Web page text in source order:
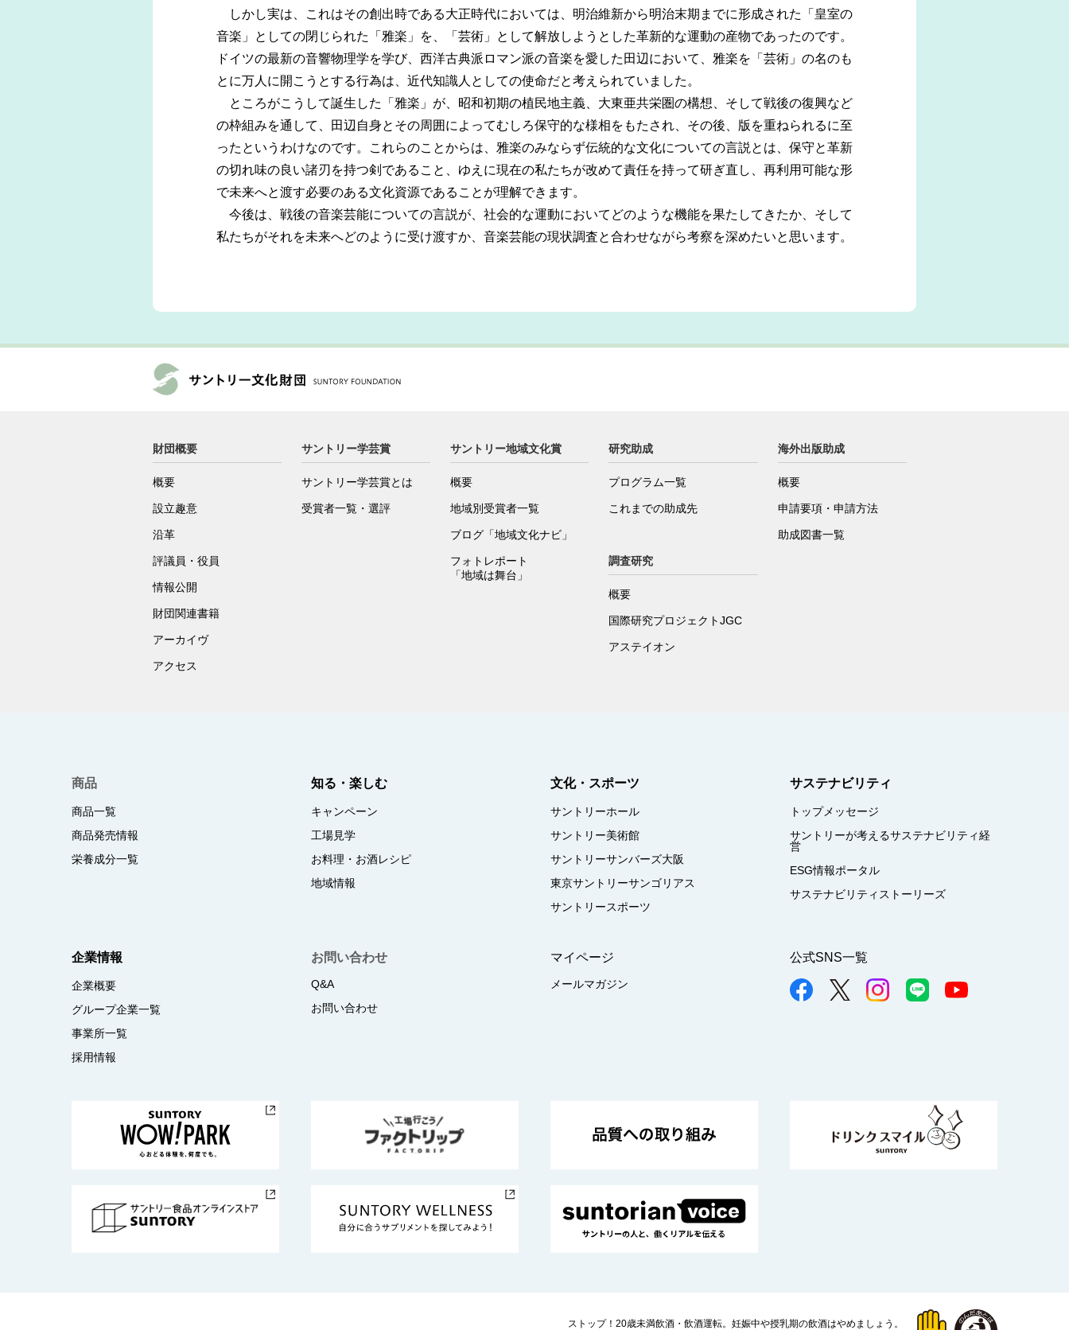
しかし実は、これはその創出時である大正時代においては、明治維新から明治末期までに形成された「皇室の
音楽」としての閉じられた「雅楽」を、「芸術」として解放しようとした革新的な運動の産物であったのです。
ドイツの最新の音響物理学を学び、西洋古典派ロマン派の音楽を愛した田辺において、雅楽を「芸術」の名のも
とに万人に開こうとする行為は、近代知識人としての使命だと考えられていました。
ところがこうして誕生した「雅楽」が、昭和初期の植民地主義、大東亜共栄圏の構想、そして戦後の復興など
の枠組みを通して、田辺自身とその周囲によってむしろ保守的な様相をもたされ、その後、版を重ねられるに至
ったというわけなのです。これらのことからは、雅楽のみならず伝統的な文化についての言説とは、保守と革新
の切れ味の良い諸刃を持つ剣であること、ゆえに現在の私たちが改めて責任を持って研ぎ直し、再利用可能な形
で未来へと渡す必要のある文化資源であることが理解できます。
今後は、戦後の音楽芸能についての言説が、社会的な運動においてどのような機能を果たしてきたか、そして
私たちがそれを未来へどのように受け渡すか、音楽芸能の現状調査と合わせながら考察を深めたいと思います。
財団概要
概要
設立趣意
沿革
評議員・役員
情報公開
財団関連書籍
アーカイヴ
アクセス
サントリー学芸賞
サントリー学芸賞とは
受賞者一覧・選評
サントリー地域文化賞
概要
地域別受賞者一覧
ブログ「地域文化ナビ」
フォトレポート
「地域は舞台」
研究助成
プログラム一覧
これまでの助成先
調査研究
概要
国際研究プロジェクトJGC
アステイオン
海外出版助成
概要
申請要項・申請方法
助成図書一覧
商品
商品一覧
商品発売情報
栄養成分一覧
知る・楽しむ
キャンペーン
工場見学
お料理・お酒レシピ
地域情報
文化・スポーツ
サントリーホール
サントリー美術館
サントリーサンバーズ大阪
東京サントリーサンゴリアス
サントリースポーツ
サステナビリティ
トップメッセージ
サントリーが考えるサステナビリティ経
営
ESG情報ポータル
サステナビリティストーリーズ
企業情報
企業概要
グループ企業一覧
事業所一覧
採用情報
お問い合わせ
Q&A
お問い合わせ
マイページ
メールマガジン
公式SNS一覧
ストップ！20歳未満飲酒・飲酒運転。 妊娠中や授乳期の飲酒はやめましょう。